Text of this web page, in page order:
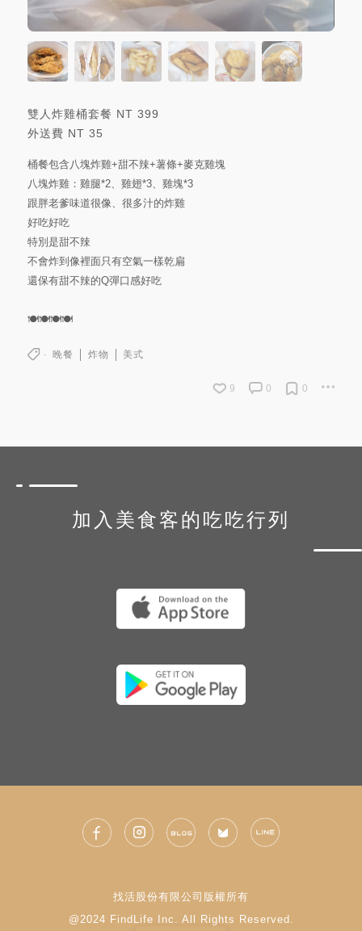
雙人炸雞桶套餐 NT 399
外送費 NT 35
桶餐包含八塊炸雞+甜不辣+薯條+麥克雞塊
八塊炸雞：雞腿*2、雞翅*3、雞塊*3
跟胖老爹味道很像、很多汁的炸雞
好吃好吃
特別是甜不辣
不會炸到像裡面只有空氣一樣乾扁
還保有甜不辣的Q彈口感好吃
🍽🍽🍽🍽
晚餐 炸物 美式
9 0 0
加入美食客的吃吃行列
找活股份有限公司版權所有
@2024 FindLife Inc. All Rights Reserved.